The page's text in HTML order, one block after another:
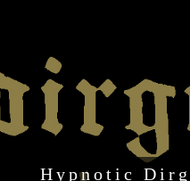
Hypnotic